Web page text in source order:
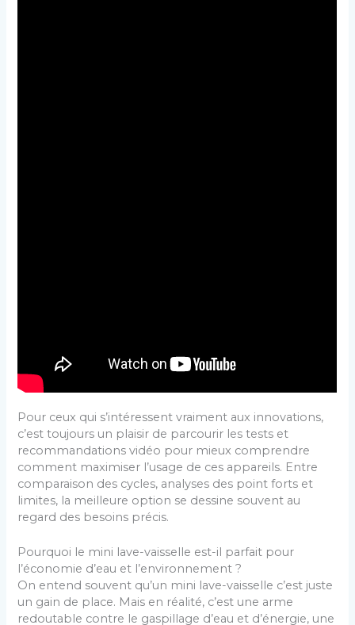
Pour ceux qui s’intéressent vraiment aux innovations,
c’est toujours un plaisir de parcourir les tests et
recommandations vidéo pour mieux comprendre
comment maximiser l’usage de ces appareils. Entre
comparaison des cycles, analyses des point forts et
limites, la meilleure option se dessine souvent au
regard des besoins précis.
Pourquoi le mini lave-vaisselle est-il parfait pour
l’économie d’eau et l’environnement ?
On entend souvent qu’un mini lave-vaisselle c’est juste
un gain de place. Mais en réalité, c’est une arme
redoutable contre le gaspillage d’eau et d’énergie, une